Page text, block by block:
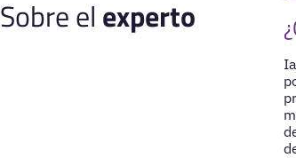
Sobre el experto